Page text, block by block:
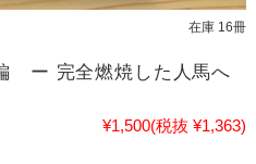
在庫 16冊
ー 完全燃焼した人馬へ
¥1,500(税抜 ¥1,363)